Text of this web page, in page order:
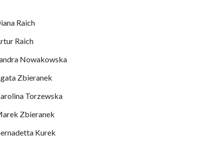
Raich
Raich
Nowakowska
Zbieranek
Torzewska
Zbieranek
Kurek